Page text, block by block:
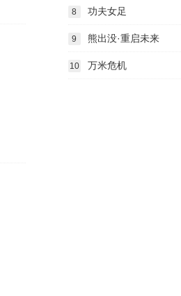
8 功夫女足
9 熊出没·重启未来
10 万米危机